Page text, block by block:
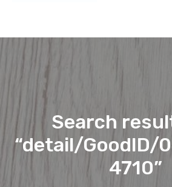
Search
“detail/GoodID/
4710”